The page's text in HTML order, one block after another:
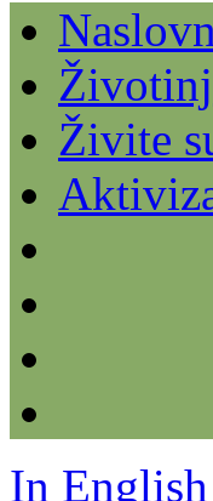
Živite
In English